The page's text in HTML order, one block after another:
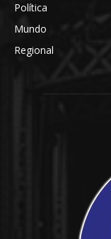
Política
Mundo
Regional